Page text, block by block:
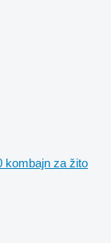
kombajn za žito